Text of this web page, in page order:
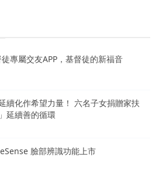
專屬交友APP，基督徒的新福音
續化作希望力量！ 六名子女捐贈家扶
延續善的循環
臉部辨識功能上市